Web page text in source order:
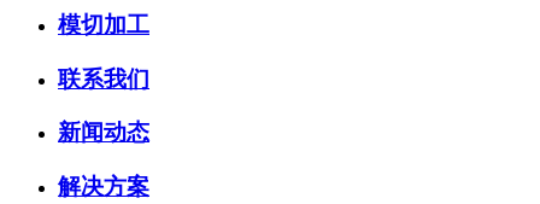
模切加工
联系我们
新闻动态
解决方案